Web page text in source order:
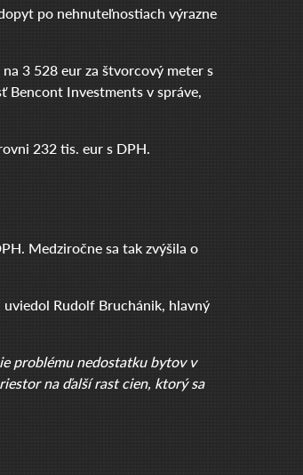
po nehnuteľnostiach výrazne
3 528 eur za štvorcový meter s
Bencont Investments v správe,
232 tis. eur s DPH.
Medziročne sa tak zvýšila o
uviedol Rudolf Bruchánik, hlavný
problému nedostatku bytov v
na ďalší rast cien, ktorý sa